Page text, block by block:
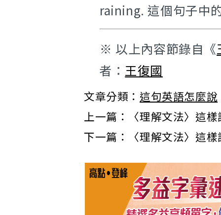
raining. 這個句子中
※ 以上內容節錄自《
者： 王復國
文章分類： 這句英語怎麼說
上一篇：
〈理解文法〉這
下一篇：
〈理解文法〉這